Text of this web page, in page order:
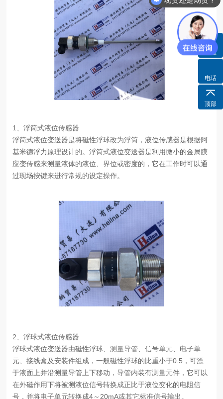
1、浮筒式液位传感器
浮筒式液位变送器是将磁性浮球改为浮筒，液位传感器是根据阿
基米德浮力原理设计的。浮筒式液位变送器是利用微小的金属膜
应变传感来测量液体的液位、界位或密度的，它在工作时可以通
过现场按键来进行常规的设定操作。
2、浮球式液位传感器
浮球式液位变送器由磁性浮球、测量导管、信号单元、电子单
元、接线盒及安装件组成，一般磁性浮球的比重小于0.5，可漂
于液面上并沿测量导管上下移动，导管内装有测量元件，它可以
在外磁作用下将被测液位信号转换成正比于液位变化的电阻信
号，并将电子单元转换成4～20mA或其它标准信号输出。
客服
电话
顶部
货期需要多久？